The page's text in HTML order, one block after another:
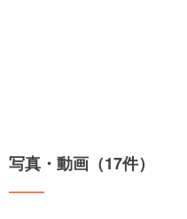
写真・動画（17件）